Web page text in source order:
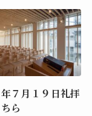
７月１９日礼拝
ら